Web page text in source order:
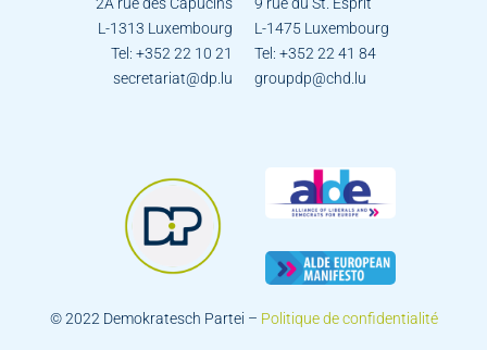
L-1313 Luxembourg
Tel: +352 22 10 21
secretariat@dp.lu
L-1475 Luxembourg
Tel: +352 22 41 84
groupdp@chd.lu
© 2022 Demokratesch Partei – Politique de confidentialité